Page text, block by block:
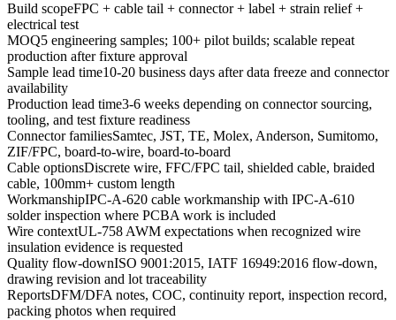
Build scopeFPC + cable tail + connector + label + strain relief +
electrical test
MOQ5 engineering samples; 100+ pilot builds; scalable repeat
production after fixture approval
Sample lead time10-20 business days after data freeze and connector
availability
Production lead time3-6 weeks depending on connector sourcing,
tooling, and test fixture readiness
Connector familiesSamtec, JST, TE, Molex, Anderson, Sumitomo,
ZIF/FPC, board-to-wire, board-to-board
Cable optionsDiscrete wire, FFC/FPC tail, shielded cable, braided
cable, 100mm+ custom length
WorkmanshipIPC-A-620 cable workmanship with IPC-A-610
solder inspection where PCBA work is included
Wire contextUL-758 AWM expectations when recognized wire
insulation evidence is requested
Quality flow-downISO 9001:2015, IATF 16949:2016 flow-down,
drawing revision and lot traceability
ReportsDFM/DFA notes, COC, continuity report, inspection record,
packing photos when required